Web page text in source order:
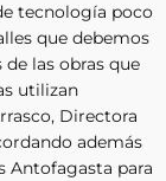
tecnología poco
que debemos
las obras que
utilizan
Directora
además
Antofagasta para